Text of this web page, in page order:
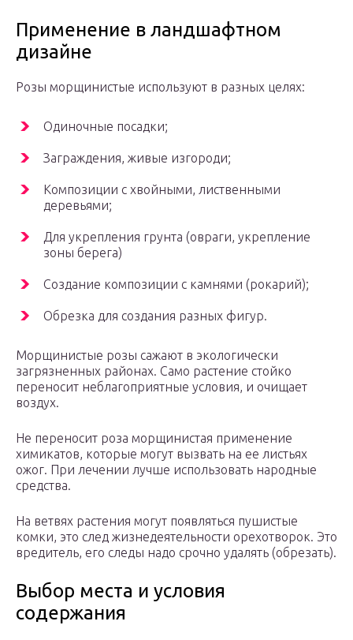
Применение в ландшафтном
дизайне
Розы морщинистые используют в разных целях:
Одиночные посадки;
Заграждения, живые изгороди;
Композиции с хвойными, лиственными
деревьями;
Для укрепления грунта (овраги, укрепление
зоны берега)
Создание композиции с камнями (рокарий);
Обрезка для создания разных фигур.
Морщинистые розы сажают в экологически
загрязненных районах. Само растение стойко
переносит неблагоприятные условия, и очищает
воздух.
Не переносит роза морщинистая применение
химикатов, которые могут вызвать на ее листьях
ожог. При лечении лучше использовать народные
средства.
На ветвях растения могут появляться пушистые
комки, это след жизнедеятельности орехотворок. Это
вредитель, его следы надо срочно удалять (обрезать).
Выбор места и условия
содержания